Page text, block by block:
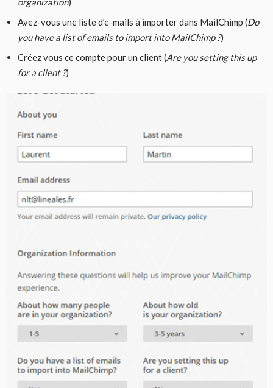
Avez-vous une liste d’e-mails à importer dans MailChimp (Do
you have a list of emails to import into MailChimp ?)
Créez vous ce compte pour un client (Are you setting this up
for a client ?)